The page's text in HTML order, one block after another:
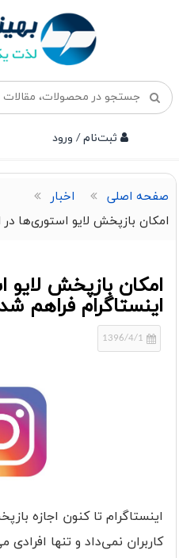
ثبت‌نام / ورود
صفحه اصلی
اخبار
امکان بازپخش لایو استوری‌ها در
امکان بازپخش لایو
اینستاگرام فراهم
اینستاگرام تا کنون اجازه
کاربران نمی‌داد و تنها